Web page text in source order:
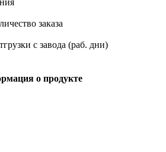
заказа
с завода (раб. дни)
о продукте